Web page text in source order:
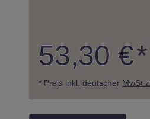
53,30 €*
* Preis inkl. deutscher MwSt